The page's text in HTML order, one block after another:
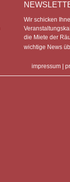
Wir schicken
die Miete der
wichtige News
impressum